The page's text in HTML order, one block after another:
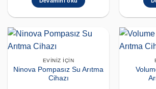
EVINIZ İÇIN
Ninova Pompasız Su Arıtma
Cihazı